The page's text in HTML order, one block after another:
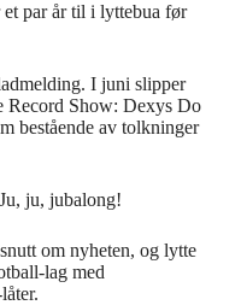
par år til i lyttebua før
I juni slipper
Record Show: Dexys Do
bestående av tolkninger
ju, jubalong!
om nyheten, og lytte
lag med